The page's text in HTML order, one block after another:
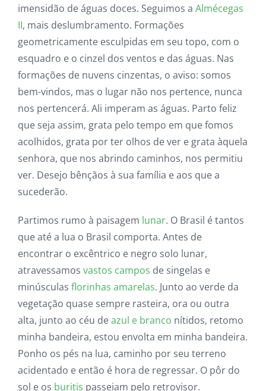
imensidão de águas doces. Seguimos a Almécegas
II, mais deslumbramento. Formações
geometricamente esculpidas em seu topo, com o
esquadro e o cinzel dos ventos e das águas. Nas
formações de nuvens cinzentas, o aviso: somos
bem-vindos, mas o lugar não nos pertence, nunca
nos pertencerá. Ali imperam as águas. Parto feliz
que seja assim, grata pelo tempo em que fomos
acolhidos, grata por ter olhos de ver e grata àquela
senhora, que nos abrindo caminhos, nos permitiu
ver. Desejo bênçãos à sua família e aos que a
sucederão.
Partimos rumo à paisagem lunar. O Brasil é tantos
que até a lua o Brasil comporta. Antes de
encontrar o excêntrico e negro solo lunar,
atravessamos vastos campos de singelas e
minúsculas florinhas amarelas. Junto ao verde da
vegetação quase sempre rasteira, ora ou outra
alta, junto ao céu deazul e branco nítidos, retomo
minha bandeira, estou envolta em minha bandeira.
Ponho os pés na lua, caminho por seu terreno
acidentado e então é hora de regressar. O pôr do
sol e os buritis passeiam pelo retrovisor.